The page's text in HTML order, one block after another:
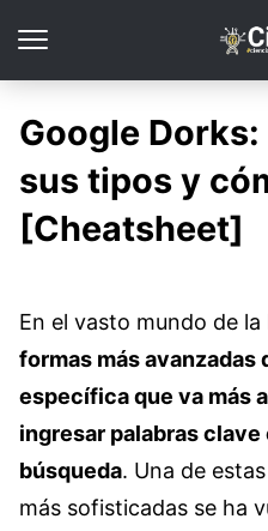
Google
sus tipos y
[Cheatsheet]
En el vasto mundo de la
formas más
específica que va más
ingresar palabras clave
búsqueda. Una de
más sofisticadas se ha